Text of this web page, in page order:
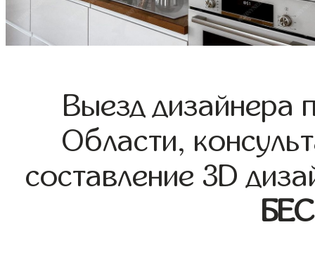
Выезд дизайнера
Области,
составление 3D